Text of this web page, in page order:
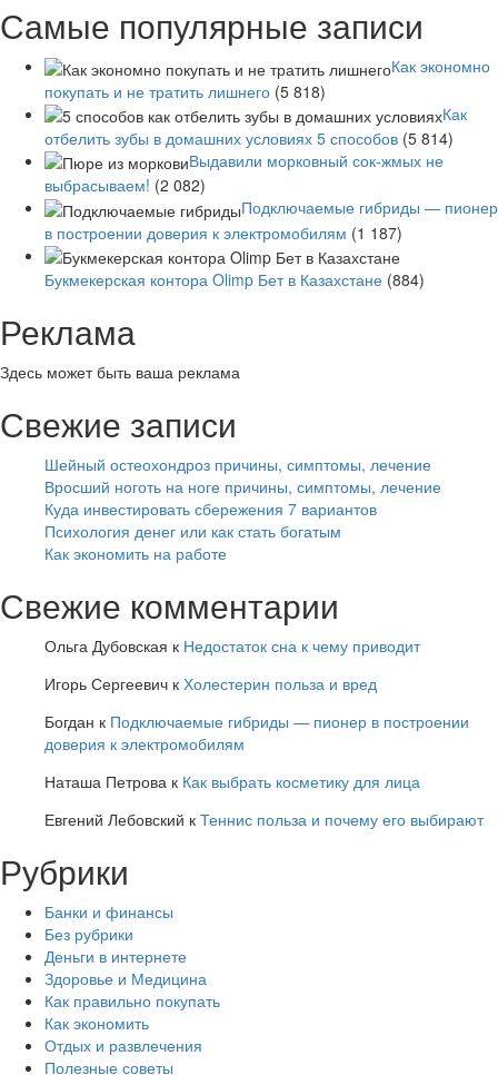
Самые популярные записи
Как экономно
покупать и не тратить лишнего (5 818)
Как
отбелить зубы в домашних условиях 5 способов (5 814)
Выдавили морковный сок-жмых не
выбрасываем! (2 082)
Подключаемые гибриды — пионер
в построении доверия к электромобилям (1 187)
Букмекерская контора Olimp Бет в Казахстане (884)
Реклама
Здесь может быть ваша реклама
Свежие записи
Шейный остеохондроз причины, симптомы, лечение
Вросший ноготь на ноге причины, симптомы, лечение
Куда инвестировать сбережения 7 вариантов
Психология денег или как стать богатым
Как экономить на работе
Свежие комментарии
Ольга Дубовская к Недостаток сна к чему приводит
Игорь Сергеевич к Холестерин польза и вред
Богдан к Подключаемые гибриды — пионер в построении
доверия к электромобилям
Наташа Петрова к Как выбрать косметику для лица
Евгений Лебовский к Теннис польза и почему его выбирают
Рубрики
Банки и финансы
Без рубрики
Деньги в интернете
Здоровье и Медицина
Как правильно покупать
Как экономить
Отдых и развлечения
Полезные советы